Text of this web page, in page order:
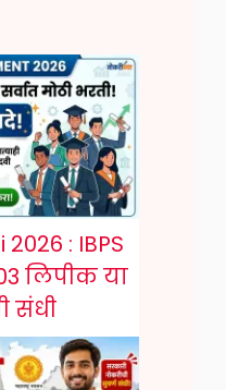
: IBPS
लिपीक या
संधी